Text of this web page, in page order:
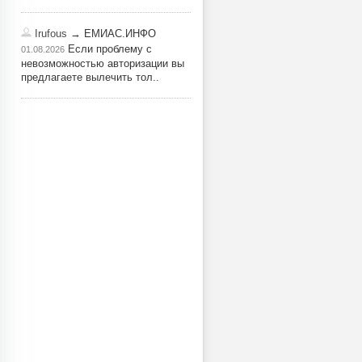
Irufous → ЕМИАС.ИНФО
01.08.2026 Если проблему с
невозможностью авторизации вы
предлагаете вылечить тол..